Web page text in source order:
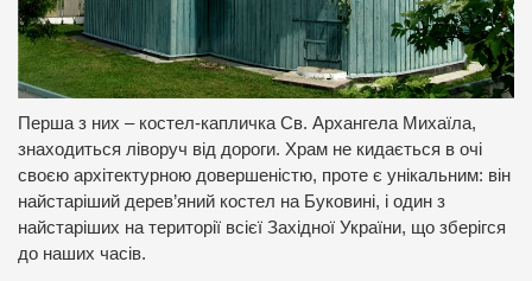
Перша з них – костел-капличка Св. Архангела Михаїла,
знаходиться ліворуч від дороги. Храм не кидається в очі
своєю архітектурною довершеністю, проте є унікальним: він
найстаріший дерев’яний костел на Буковині, і один з
найстаріших на території всієї Західної України, що зберігся
до наших часів.